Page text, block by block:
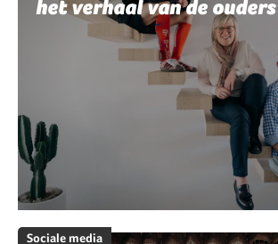
het verhaal van de
Sociale media